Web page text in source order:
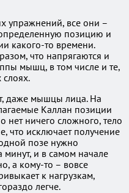
упражнений, все они –
определенную позицию и
какого-то времени.
что напрягаются и
мышц, в том числе и те,
даже мышцы лица. На
Каллан позиции
нет ничего сложного, тело
что исключает получение
позе нужно
минут, и в самом начале
а кому-то – вовсе
к нагрузкам,
легче.